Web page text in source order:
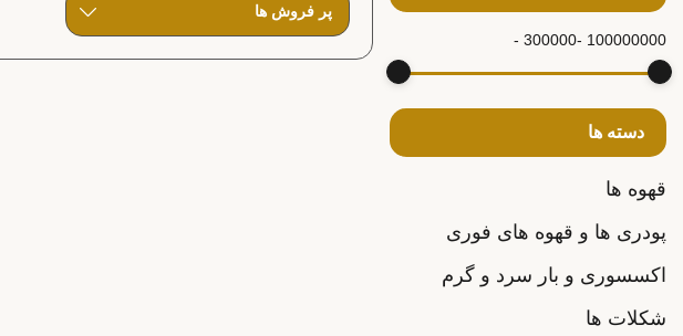
300000 - 100000000 -
دسته ها
قهوه ها
پودری ها و قهوه های فوری
اکسسوری و بار سرد و گرم
شکلات ها